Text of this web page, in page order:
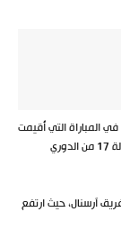
المباراة التي أُقيمت
على أرض ملعب أنفيلد مساء اليوم الأحد، ضمن مواجهات الجولة 17 من الدوري
آرسنال، حيث ارتفع